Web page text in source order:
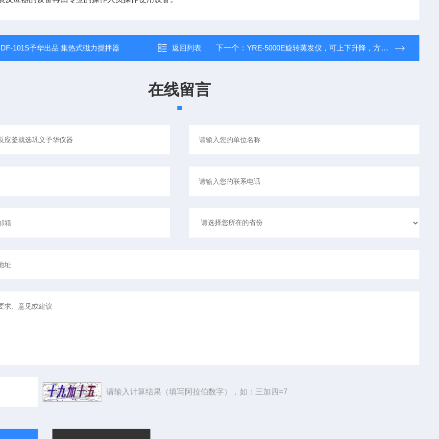
DF-101S予华出品 集热式磁力搅拌器 返回列表 下一个： YRE-5000E旋转蒸发仪，可上下升降，方便适用
在线留言
请输入计算结果（填写阿拉伯数字），如：三加四=7